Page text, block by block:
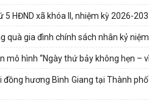
HĐND xã khóa II, nhiệm kỳ 2026-
quà gia đình chính sách nhân kỷ
mô hình “Ngày thứ bảy không hẹn –
hương Bình Giang tại Thành